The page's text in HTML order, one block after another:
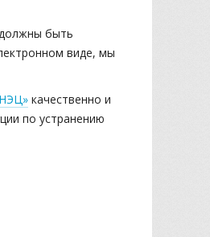
должны быть
виде, мы
качественно и
по устранению